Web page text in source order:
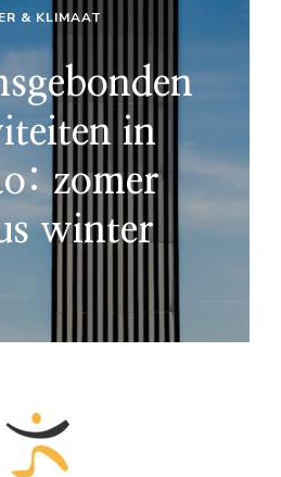
& KLIMAAT
in
zomer
winter